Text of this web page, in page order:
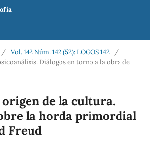
/ Vol. 142 Núm. 142 (52): LOGOS 142
/
Diálogos en torno a la obra de
de la cultura.
la horda primordial
Freud